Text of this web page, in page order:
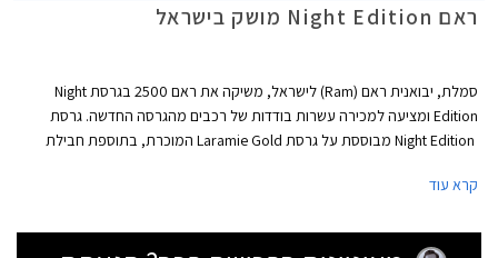
ראם Night Edition מושק בישראל
סמלת, יבואנית ראם (Ram) לישראל, משיקה את ראם 2500 בגרסת Night
Edition ומציעה למכירה עשרות בודדות של רכבים מהגרסה החדשה. גרסת
Night Edition מבוססת על גרסת Laramie Gold המוכרת, בתוספת חבילת
החבילה חישוקים, מדרגות צד, גריל קדמי, פנסים, מראות צד וסמלים חיצוניים
קרא עוד